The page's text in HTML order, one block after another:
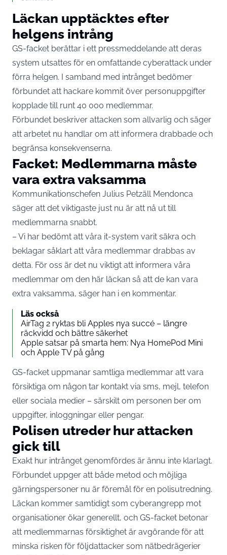
Läckan upptäcktes efter
helgens intrång
GS-facket berättar i ett pressmeddelande att deras
system utsattes för en omfattande cyberattack under
förra helgen. I samband med intrånget bedömer
förbundet att hackare kommit över personuppgifter
kopplade till runt 40 000 medlemmar.
Förbundet beskriver attacken som allvarlig och säger
att arbetet nu handlar om att informera drabbade och
begränsa konsekvenserna.
Facket: Medlemmarna måste
vara extra vaksamma
Kommunikationschefen Julius Petzäll Mendonca
säger att det viktigaste just nu är att nå ut till
medlemmarna snabbt.
– Vi har bedömt att våra it-system varit säkra och
beklagar såklart att våra medlemmar drabbas av
detta. För oss är det nu viktigt att informera våra
medlemmar om den här läckan så att de kan vara
extra vaksamma, säger han i en kommentar.
Läs också
AirTag 2 ryktas bli Apples nya succé – längre
räckvidd och bättre säkerhet
Apple satsar på smarta hem: Nya HomePod Mini
och Apple TV på gång
GS-facket uppmanar samtliga medlemmar att vara
försiktiga om någon tar kontakt via sms, mejl, telefon
eller sociala medier – särskilt om personen ber om
uppgifter, inloggningar eller pengar.
Polisen utreder hur attacken
gick till
Exakt hur intrånget genomfördes är ännu inte klarlagt.
Förbundet uppger att både metod och möjliga
gärningspersoner nu är föremål för en polisutredning.
Läckan kommer samtidigt som cyberangrepp mot
organisationer ökar generellt, och GS-facket betonar
att medlemmarnas försiktighet är avgörande för att
minska risken för följdattacker som nätbedrägerier